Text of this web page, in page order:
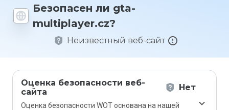
Безопасен ли gta-
multiplayer.cz?
Неизвестный веб-сайт
Оценка безопасности веб-
сайта
Нет
Оценка безопасности WOT основана на нашей
сайт от
1 до 5?